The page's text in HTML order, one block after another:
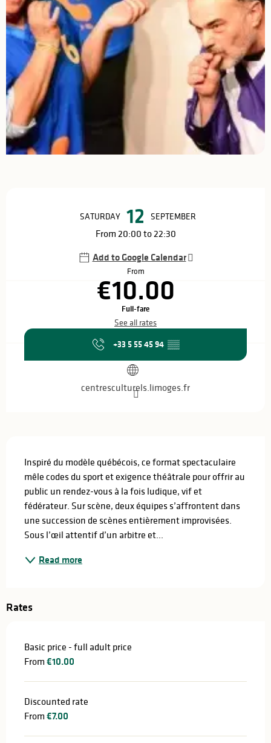
SATURDAY 12 SEPTEMBER
From 20:00 to 22:30
Add to Google Calendar
From
€10.00
Full-fare
See all rates
+33 5 55 45 94 ▒▒
centresculturels.limoges.fr
Inspiré du modèle québécois, ce format spectaculaire
mêle codes du sport et exigence théâtrale pour offrir au
public un rendez-vous à la fois ludique, vif et
fédérateur. Sur scène, deux équipes s’affrontent dans
une succession de scènes entièrement improvisées.
Sous l’œil attentif d’un arbitre et...
Read more
Rates
Basic price - full adult price
From €10.00
Discounted rate
From €7.00